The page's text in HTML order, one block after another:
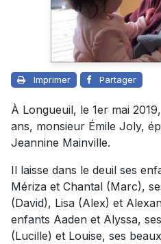
Imprimer Partager
À Longueuil, le 1er mai
ans, monsieur Émile Joly,
Jeannine Mainville.
Il laisse dans le deuil ses
Mériza et Chantal (Marc),
(David), Lisa (Alex) et
enfants Aaden et Alyssa,
(Lucille) et Louise, ses